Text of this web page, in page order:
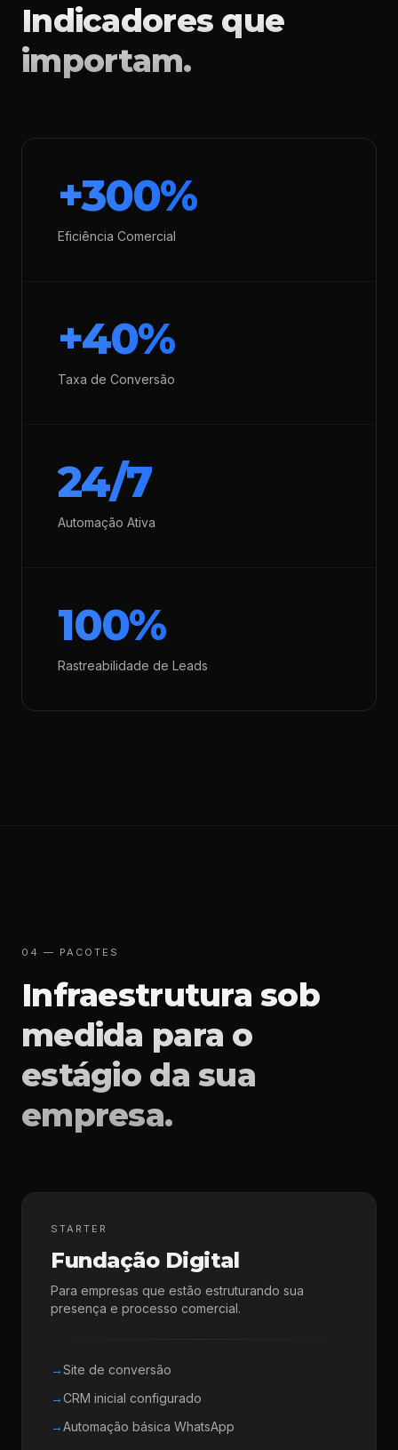
Indicadores que
importam.
+300%
Eficiência Comercial
+40%
Taxa de Conversão
24/7
Automação Ativa
100%
Rastreabilidade de Leads
04 — PACOTES
Infraestrutura sob
medida para o
estágio da sua
empresa.
STARTER
Fundação Digital
Para empresas que estão estruturando sua
presença e processo comercial.
→Site de conversão
→CRM inicial configurado
→Automação básica WhatsApp